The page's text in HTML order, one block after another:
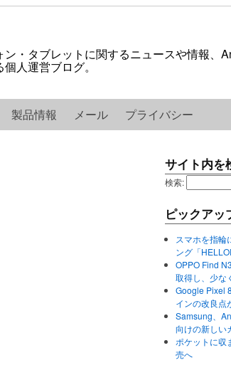
・タブレットに関するニュースや情報、
人運営ブログ。
製品情報 メール プライバシー
サイト内を
検索:
ピックアッ
スマホを指輪
ング「
OPPO Find
取得し、少な
Google Pixel
インの改良点
Samsung、
向けの新しい
ポケットに収
売へ